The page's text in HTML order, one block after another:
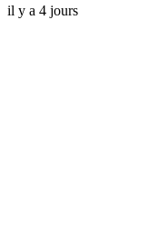
il y a 4 jours